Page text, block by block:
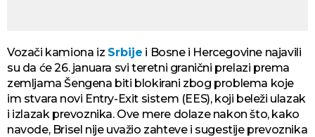
Vozači kamiona iz Srbije i Bosne i Hercegovine najavili
su da će 26. januara svi teretni granični prelazi prema
zemljama Šengena biti blokirani zbog problema koje
im stvara novi Entry-Exit sistem (EES), koji beleži ulazak
i izlazak prevoznika. Ove mere dolaze nakon što, kako
navode, Brisel nije uvažio zahteve i sugestije prevoznika